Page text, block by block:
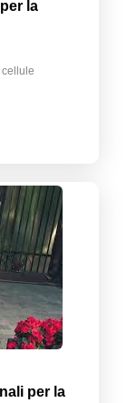
la
cellule
per la